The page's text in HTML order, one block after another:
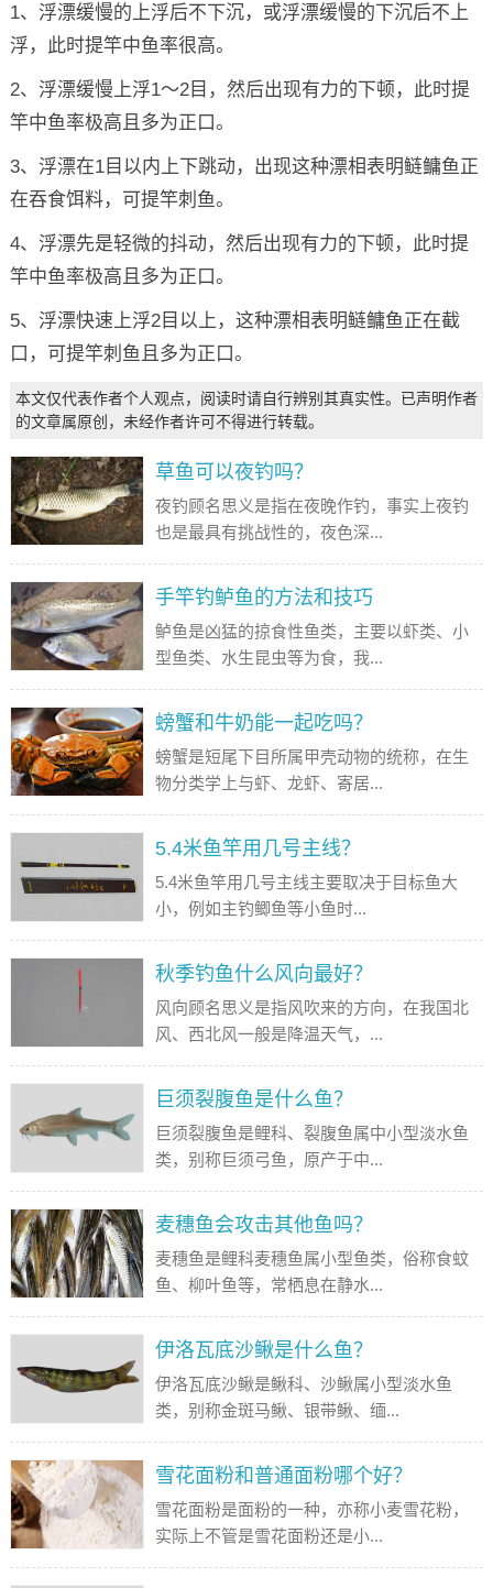
1、浮漂缓慢的上浮后不下沉，或浮漂缓慢的下沉后不上
浮，此时提竿中鱼率很高。
2、浮漂缓慢上浮1～2目，然后出现有力的下顿，此时提
竿中鱼率极高且多为正口。
3、浮漂在1目以内上下跳动，出现这种漂相表明鲢鳙鱼正
在吞食饵料，可提竿刺鱼。
4、浮漂先是轻微的抖动，然后出现有力的下顿，此时提
竿中鱼率极高且多为正口。
5、浮漂快速上浮2目以上，这种漂相表明鲢鳙鱼正在截
口，可提竿刺鱼且多为正口。
本文仅代表作者个人观点，阅读时请自行辨别其真实性。已声明作者
的文章属原创，未经作者许可不得进行转载。
草鱼可以夜钓吗？
夜钓顾名思义是指在夜晚作钓，事实上夜钓
也是最具有挑战性的，夜色深...
手竿钓鲈鱼的方法和技巧
鲈鱼是凶猛的掠食性鱼类，主要以虾类、小
型鱼类、水生昆虫等为食，我...
螃蟹和牛奶能一起吃吗？
螃蟹是短尾下目所属甲壳动物的统称，在生
物分类学上与虾、龙虾、寄居...
5.4米鱼竿用几号主线？
5.4米鱼竿用几号主线主要取决于目标鱼大
小，例如主钓鲫鱼等小鱼时...
秋季钓鱼什么风向最好？
风向顾名思义是指风吹来的方向，在我国北
风、西北风一般是降温天气，...
巨须裂腹鱼是什么鱼？
巨须裂腹鱼是鲤科、裂腹鱼属中小型淡水鱼
类，别称巨须弓鱼，原产于中...
麦穗鱼会攻击其他鱼吗？
麦穗鱼是鲤科麦穗鱼属小型鱼类，俗称食蚊
鱼、柳叶鱼等，常栖息在静水...
伊洛瓦底沙鳅是什么鱼？
伊洛瓦底沙鳅是鳅科、沙鳅属小型淡水鱼
类，别称金斑马鳅、银带鳅、缅...
雪花面粉和普通面粉哪个好？
雪花面粉是面粉的一种，亦称小麦雪花粉，
实际上不管是雪花面粉还是小...